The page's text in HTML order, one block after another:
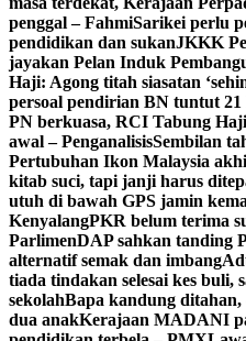
penggal – FahmiSarikei perlu
pendidikan dan sukanJKKK
jayakan Pelan Induk
Haji: Agong titah siasatan
persoal pendirian BN tuntut
PN berkuasa, RCI Tabung
awal – PenganalisisSembilan
Pertubuhan Ikon Malaysia
kitab suci, tapi janji harus
utuh di bawah GPS jamin
KenyalangPKR belum terima
ParlimenDAP sahkan tanding
alternatif semak dan imbang
tiada tindakan selesai kes buli,
sekolahBapa kandung ditahan,
dua anakKerajaan MADANI